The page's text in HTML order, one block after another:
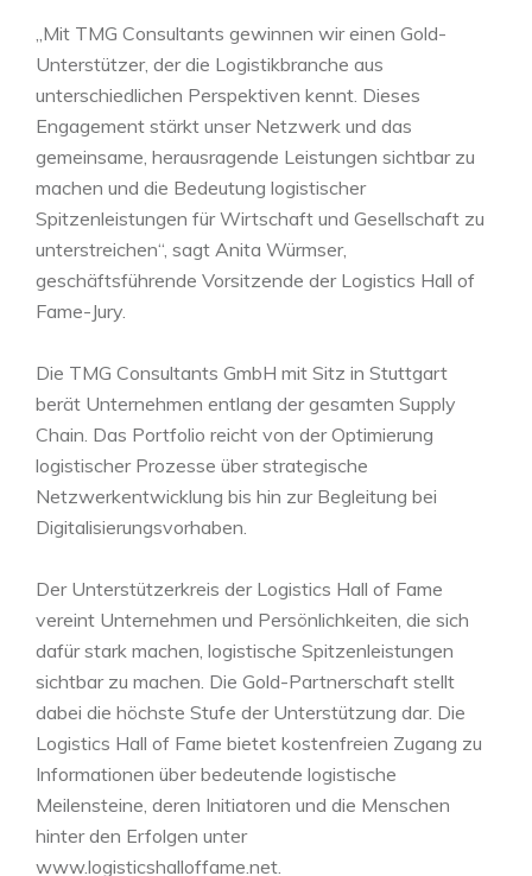
„Mit TMG Consultants gewinnen wir einen Gold-
Unterstützer, der die Logistikbranche aus
unterschiedlichen Perspektiven kennt. Dieses
Engagement stärkt unser Netzwerk und das
gemeinsame, herausragende Leistungen sichtbar zu
machen und die Bedeutung logistischer
Spitzenleistungen für Wirtschaft und Gesellschaft zu
unterstreichen“, sagt Anita Würmser,
geschäftsführende Vorsitzende der Logistics Hall of
Fame-Jury.
Die TMG Consultants GmbH mit Sitz in Stuttgart
berät Unternehmen entlang der gesamten Supply
Chain. Das Portfolio reicht von der Optimierung
logistischer Prozesse über strategische
Netzwerkentwicklung bis hin zur Begleitung bei
Digitalisierungsvorhaben.
Der Unterstützerkreis der Logistics Hall of Fame
vereint Unternehmen und Persönlichkeiten, die sich
dafür stark machen, logistische Spitzenleistungen
sichtbar zu machen. Die Gold-Partnerschaft stellt
dabei die höchste Stufe der Unterstützung dar. Die
Logistics Hall of Fame bietet kostenfreien Zugang zu
Informationen über bedeutende logistische
Meilensteine, deren Initiatoren und die Menschen
hinter den Erfolgen unter
www.logisticshalloffame.net.